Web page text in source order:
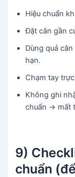
Hiệu chuẩn
Đặt cân gần
Dùng quả cân
hạn.
Chạm tay
Không ghi
chuẩn → mất
9)
chuẩn